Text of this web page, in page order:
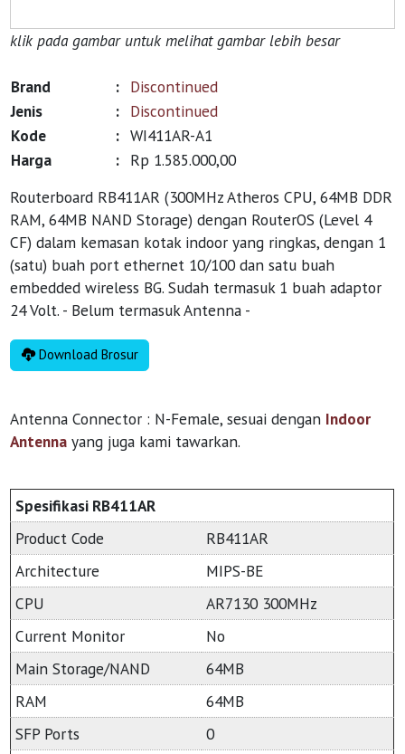
klik pada gambar untuk melihat gambar lebih besar
Brand : Discontinued
Jenis
: Discontinued
Kode
: WI411AR-A1
Harga
: Rp 1.585.000,00
Routerboard RB411AR (300MHz Atheros CPU, 64MB DDR
RAM, 64MB NAND Storage) dengan RouterOS (Level 4
CF) dalam kemasan kotak indoor yang ringkas, dengan 1
(satu) buah port ethernet 10/100 dan satu buah
embedded wireless BG. Sudah termasuk 1 buah adaptor
24 Volt. - Belum termasuk Antenna -
Download Brosur
Antenna Connector : N-Female, sesuai dengan Indoor
Antenna yang juga kami tawarkan.
Spesifikasi RB411AR
Product Code
RB411AR
Architecture
MIPS-BE
CPU
AR7130 300MHz
Current Monitor
No
Main Storage/NAND
64MB
RAM
64MB
SFP Ports
0